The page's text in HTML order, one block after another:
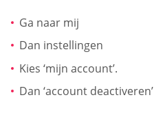
Ga naar mij
Dan instellingen
Kies ‘mijn account’.
Dan ‘account deactiveren’